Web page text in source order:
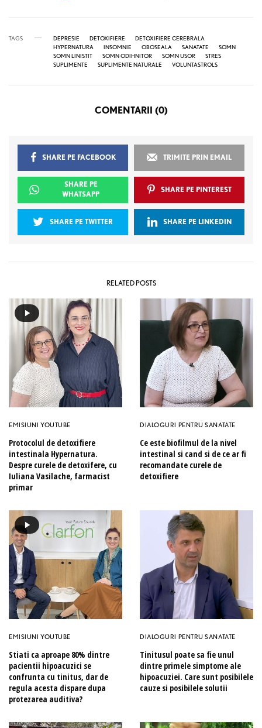
TAGS DEPRESIE DETOXIFIERE
DETOXIFIERE CEREBRALA
HYPERNATURA
INSOMNIE OBOSEALA SANATATE
SOMN
SOMN LINISTIT
SOMN ODIHNITOR SOMN USOR
STRES
SUPLIMENTE
SUPLIMENTE NATURALE VOLUNTASTROLS
COMENTARII (0)
SHARE PE FACEBOOK TRIMITE PRIN EMAIL
SHARE PE
WHATSAPP
SHARE PE PINTEREST
SHARE PE TWITTER SHARE PE LINKEDIN
RELATED POSTS
EMISIUNI YOUTUBE
Protocolul de detoxifiere
intestinala Hypernatura.
Despre curele de detoxifere, cu
Iuliana Vasilache, farmacist
primar
DIALOGURI PENTRU SANATATE
Ce este biofilmul de la nivel
intestinal si cand si de ce ar fi
recomandate curele de
detoxifiere
EMISIUNI YOUTUBE
Stiati ca aproape 80% dintre
pacientii hipoacuzici se
confrunta cu tinitus, dar de
regula acesta dispare dupa
protezarea auditiva?
DIALOGURI PENTRU SANATATE
Tinitusul poate sa fie unul
dintre primele simptome ale
hipoacuziei. Care sunt posibilele
cauze si posibilele solutii